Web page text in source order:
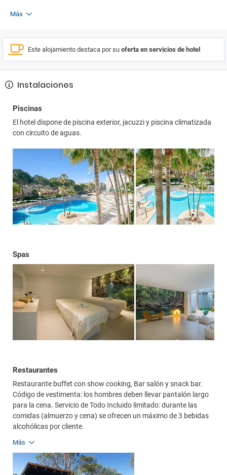
Más
Este alojamiento destaca por su oferta en servicios de hotel
Instalaciones
Piscinas
El hotel dispone de piscina exterior, jacuzzi y piscina climatizada
con circuito de aguas.
Spas
Restaurantes
Restaurante buffet con show cooking, Bar salón y snack bar.
Código de vestimenta: los hombres deben llevar pantalón largo
para la cena. Servicio de Todo Incluido limitado: durante las
comidas (almuerzo y cena) se ofrecen un máximo de 3 bebidas
alcohólicas por cliente.
Más